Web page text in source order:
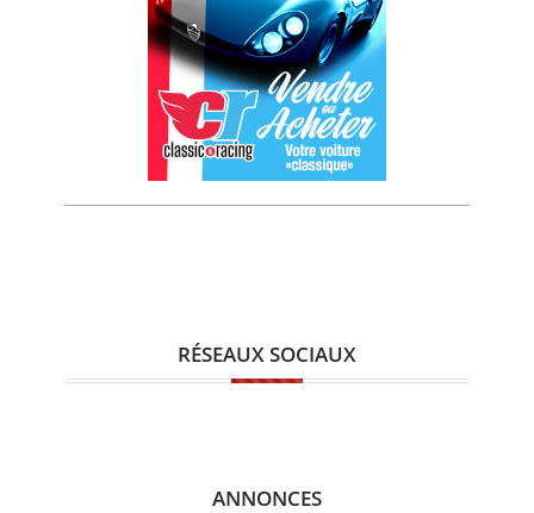
RÉSEAUX SOCIAUX
ANNONCES